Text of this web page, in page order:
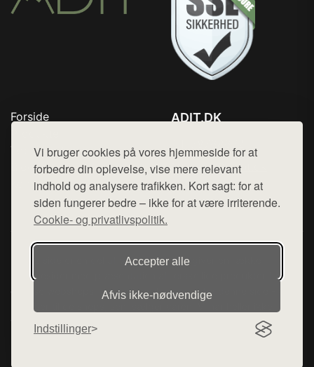
Vi bruger cookies på vores hjemmeside for at
forbedre din oplevelse, vise mere relevant
indhold og analysere trafikken. Kort sagt: for at
siden fungerer bedre – ikke for at være irriterende.
Cookie- og privatlivspolitik.
Accepter alle
Afvis ikke‑nødvendige
Indstillinger
Forside
Top Rabatter
Blog
Kontakt
ADIT.DK
Mail: hej@want.dk
Cookie- og privatlivspolitik
Denne side er en del af want.dk, der udgiver en række
hjemmesider med præsentation af forskellige produkter fra
diverse webshops. Der sælges ikke varer fra denne side - vi
henviser til de shops, som sælger varen. Vi har heller ikke
varerne på lager.